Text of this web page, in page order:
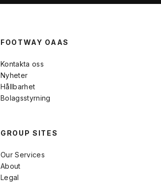
FOOTWAY OAAS
Kontakta oss
Nyheter
Hållbarhet
Bolagsstyrning
GROUP SITES
Our Services
About
Legal